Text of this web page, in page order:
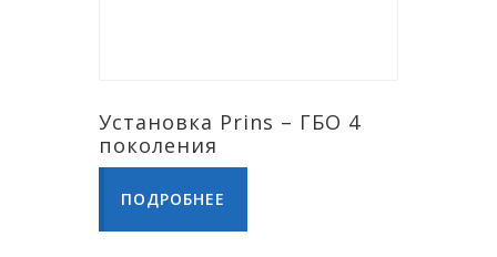
Установка Prins – ГБО 4
поколения
ПОДРОБНЕЕ